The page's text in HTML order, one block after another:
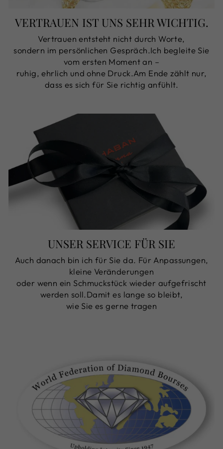
VERTRAUEN IST UNS SEHR WICHTIG.
Vertrauen entsteht nicht durch Worte,
sondern im persönlichen Gespräch.Ich begleite Sie
vom ersten Moment an –
ruhig, ehrlich und ohne Druck.Am Ende zählt nur,
dass es sich für Sie richtig anfühlt.
UNSER SERVICE FÜR SIE
Auch danach bin ich für Sie da. Für Anpassungen,
kleine Veränderungen
oder wenn ein Schmuckstück wieder aufgefrischt
werden soll.Damit es lange so bleibt,
wie Sie es gerne tragen